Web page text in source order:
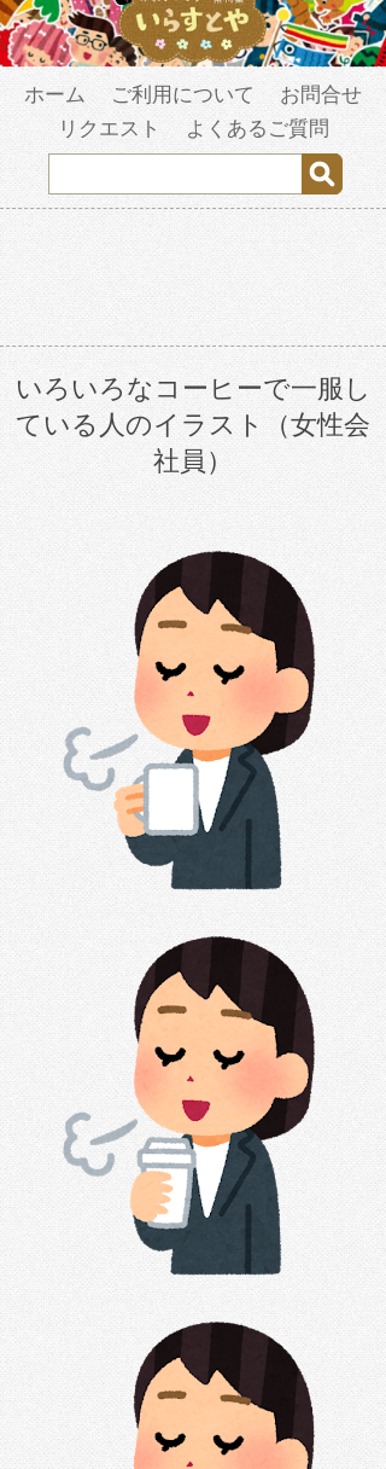
ホーム ご利用について
お問合せ
リクエスト
よくあるご質問
いろいろなコーヒーで一服し
ている人のイラスト（女性会
社員）